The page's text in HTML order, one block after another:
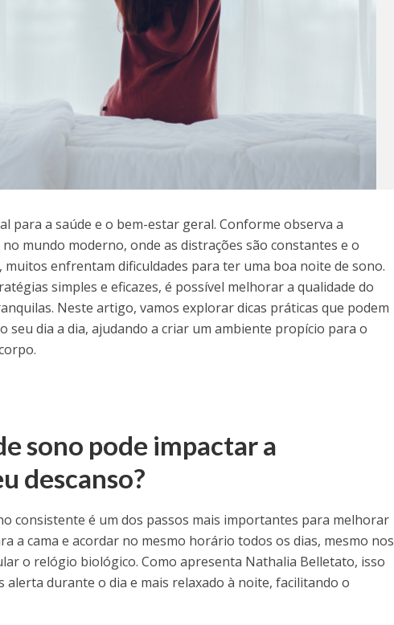
para a saúde e o bem-estar geral. Conforme observa a
no mundo moderno, onde as distrações são constantes e o
muitos enfrentam dificuldades para ter uma boa noite de sono.
simples e eficazes, é possível melhorar a qualidade do
Neste artigo, vamos explorar dicas práticas que podem
seu dia a dia, ajudando a criar um ambiente propício para o
sono pode impactar a
descanso?
consistente é um dos passos mais importantes para melhorar
a cama e acordar no mesmo horário todos os dias, mesmo nos
o relógio biológico. Como apresenta Nathalia Belletato, isso
alerta durante o dia e mais relaxado à noite, facilitando o